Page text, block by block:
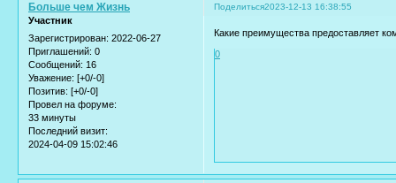
Поделиться2023-12-13 16:38:55
Больше чем Жизнь
Участник
Зарегистрирован: 2022-06-27
Приглашений: 0
Сообщений: 16
Уважение: [+0/-0]
Позитив: [+0/-0]
Провел на форуме:
33 минуты
Последний визит:
2024-04-09 15:02:46
Какие преимущества предоставляет
0